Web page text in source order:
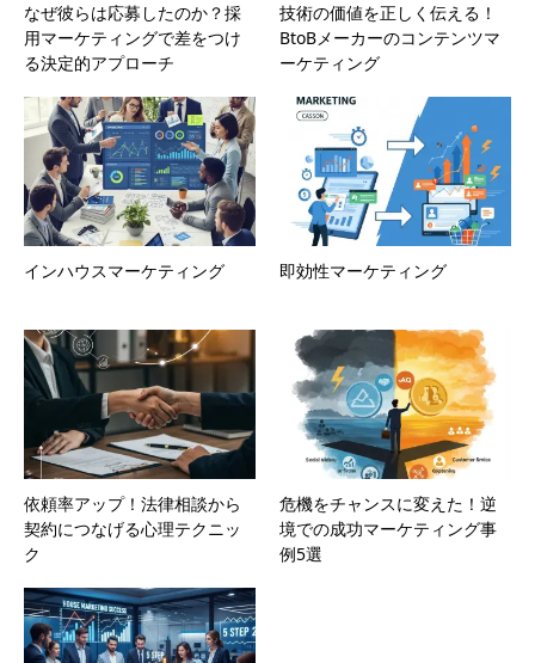
なぜ彼らは応募したのか？採
用マーケティングで差をつけ
る決定的アプローチ
技術の価値を正しく伝える！
BtoBメーカーのコンテンツマ
ーケティング
インハウスマーケティング 即効性マーケティング
依頼率アップ！法律相談から
契約につなげる心理テクニッ
ク
危機をチャンスに変えた！逆
境での成功マーケティング事
例5選